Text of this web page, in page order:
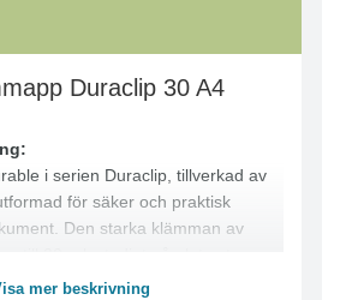
Duraclip 30 A4
i serien Duraclip, tillverkad av
för säker och praktisk
Den starka klämman av
vilket gör den idealisk för offerter,
mer beskrivning